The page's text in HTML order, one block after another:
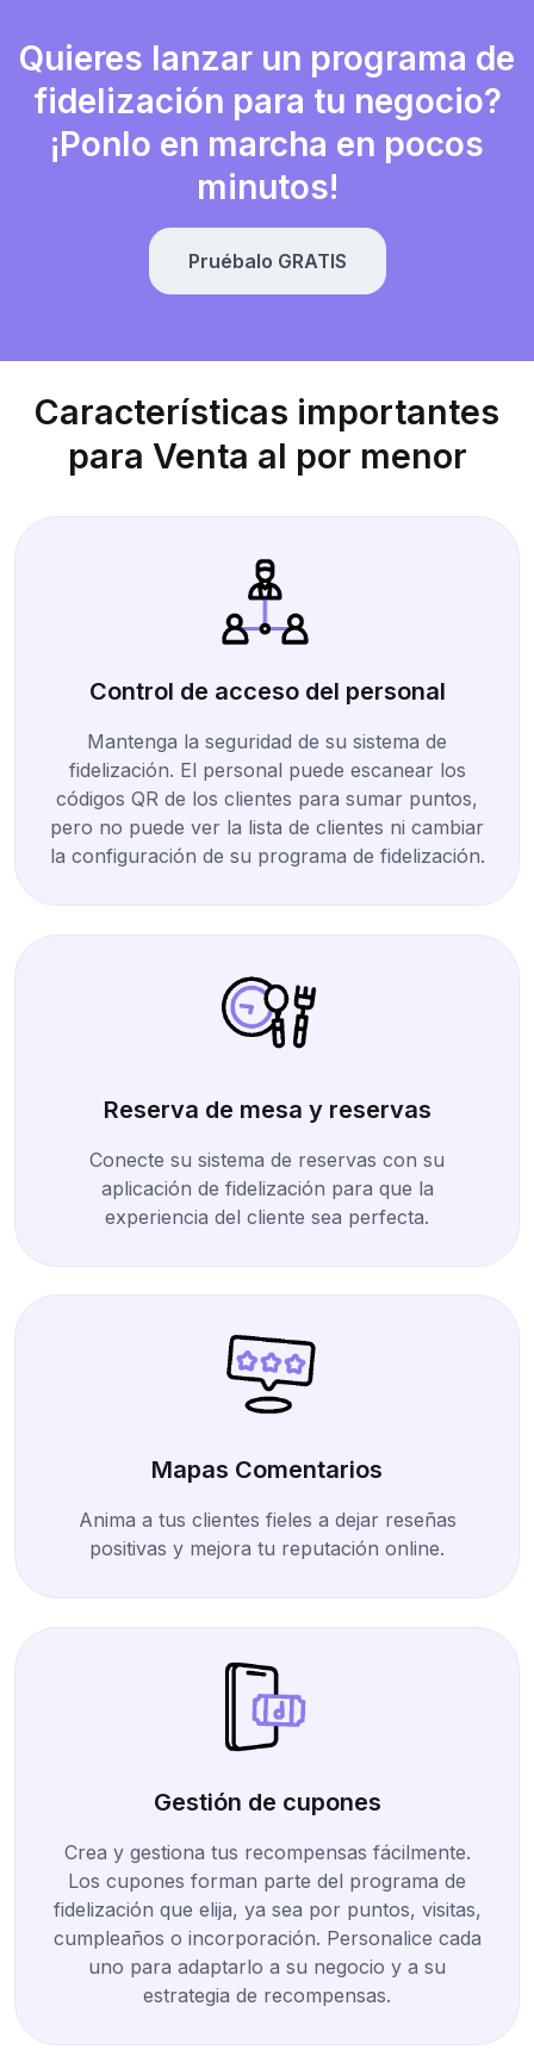
Quieres lanzar un programa de
fidelización para tu negocio?
¡Ponlo en marcha en pocos
minutos!
Pruébalo GRATIS
Características importantes
para Venta al por menor
Control de acceso del personal
Mantenga la seguridad de su sistema de
fidelización. El personal puede escanear los
códigos QR de los clientes para sumar puntos,
pero no puede ver la lista de clientes ni cambiar
la configuración de su programa de fidelización.
Reserva de mesa y reservas
Conecte su sistema de reservas con su
aplicación de fidelización para que la
experiencia del cliente sea perfecta.
Mapas Comentarios
Anima a tus clientes fieles a dejar reseñas
positivas y mejora tu reputación online.
Gestión de cupones
Crea y gestiona tus recompensas fácilmente.
Los cupones forman parte del programa de
fidelización que elija, ya sea por puntos, visitas,
cumpleaños o incorporación. Personalice cada
uno para adaptarlo a su negocio y a su
estrategia de recompensas.